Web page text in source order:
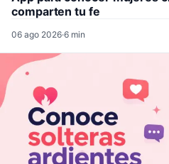
comparten tu fe
06 ago 2026·6 min